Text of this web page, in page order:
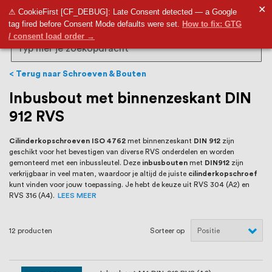
9,5
⚠ CookieFirst [CF_DEBUG]: Late Consent detected — a Google
tag fired before Consent Mode defaults were set. How to fix: GTG
/ consent load order →
✕
RVS Land is een écht familiebedrijf met
bijna 20 jaar ervaring in RVS producten
voor binnen- en buitenhuis, waaronder
trapleuningen, deurbeslag,
ventilatieroosters en bouwbeslag. In onze
webshop vind je het grootste assortiment
van Nederland en België, met meer dan
100.000 hoogwaardige RVS artikelen
direct uit voorraad leverbaar. Wij hebben
RVS op maat produceren, geheel volgens
Search
Terug naar Schroeven & Bouten
Inbusbout met binnenzeskant DIN
912 RVS
Cilinderkopschroeven ISO 4762 met binnenzeskant DIN 912 zijn
geschikt voor het bevestigen van diverse RVS onderdelen en worden
gemonteerd met een inbussleutel. Deze inbusbouten met DIN912 zijn
verkrijgbaar in veel maten, waardoor je altijd de juiste cilinderkopschroef
kunt vinden voor jouw toepassing. Je hebt de keuze uit RVS 304 (A2) en
RVS 316 (A4).
LEES MEER
12 producten Sorteer op